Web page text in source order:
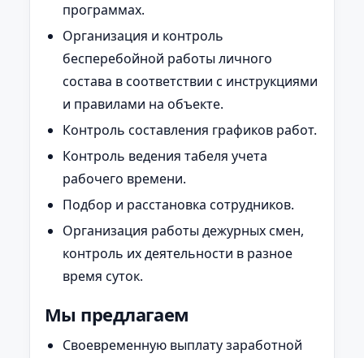
программах.
Организация и контроль
бесперебойной работы личного
состава в соответствии с инструкциями
и правилами на объекте.
Контроль составления графиков работ.
Контроль ведения табеля учета
рабочего времени.
Подбор и расстановка сотрудников.
Организация работы дежурных смен,
контроль их деятельности в разное
время суток.
Мы предлагаем
Своевременную выплату заработной